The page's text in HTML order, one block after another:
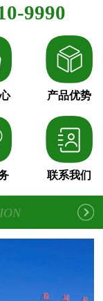
9990
产品优势
联系我们